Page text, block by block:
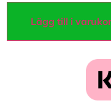
Lägg till i